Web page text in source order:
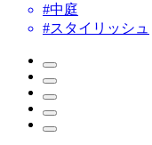
#中庭
#スタイリッシュ